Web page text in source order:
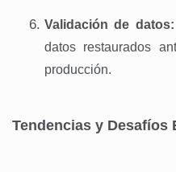
Validación de datos:
datos restaurados
producción.
Tendencias y Desafíos